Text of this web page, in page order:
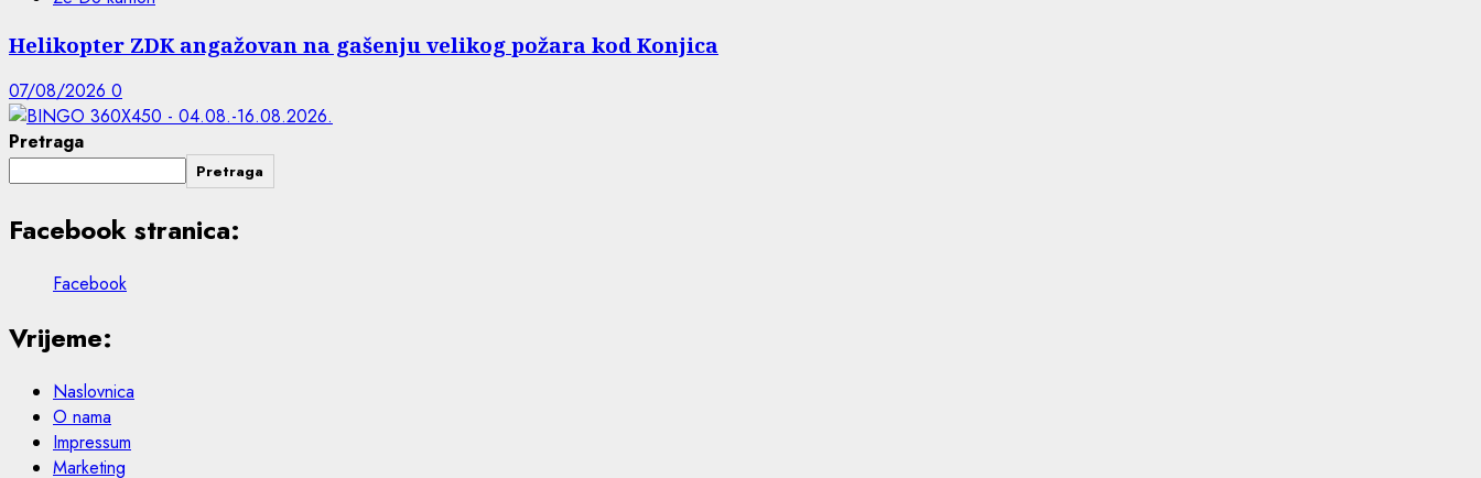
Helikopter ZDK angažovan na gašenju velikog požara kod Konjica
07/08/2026 0
Pretraga
Pretraga
Facebook stranica:
Facebook
Vrijeme:
Naslovnica
O nama
Impressum
Marketing